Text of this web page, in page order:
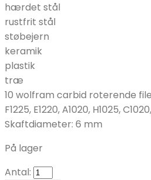
hærdet stål
rustfrit stål
støbejern
keramik
plastik
træ
10 wolfram carbid roterende filer:
F1225, E1220, A1020, H1025,
Skaftdiameter: 6 mm
På lager
Antal: